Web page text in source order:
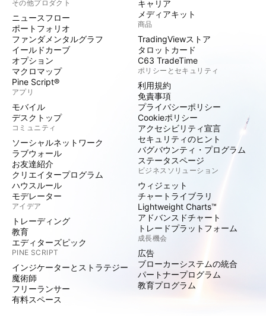
その他プロダクト
ニュースフロー
ポートフォリオ
ファンダメンタルグラフ
イールドカーブ
オプション
マクロマップ
Pine Script®
アプリ
モバイル
デスクトップ
コミュニティ
ソーシャルネットワーク
ラブウォール
お友達紹介
クリエイタープログラム
ハウスルール
モデレーター
アイデア
トレーディング
教育
エディターズピック
PINE SCRIPT
インジケーターとストラテジー
魔術師
フリーランサー
有料スペース
キャリア
メディアキット
商品
TradingViewストア
タロットカード
C63 TradeTime
ポリシーとセキュリティ
利用規約
免責事項
プライバシーポリシー
Cookieポリシー
アクセシビリティ宣言
セキュリティのヒント
バグバウンティ・プログラム
ステータスページ
ビジネスソリューション
ウィジェット
チャートライブラリ
Lightweight Charts™
アドバンスドチャート
トレードプラットフォーム
成長機会
広告
ブローカーシステムの統合
パートナープログラム
教育プログラム